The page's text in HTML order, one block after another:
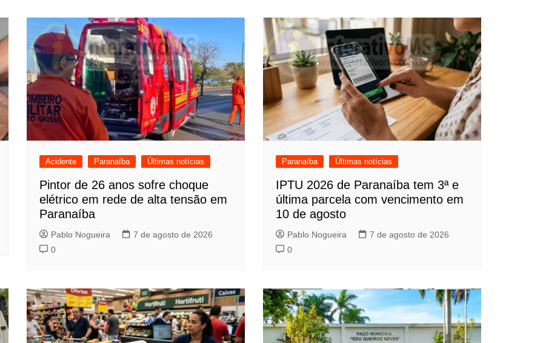
Acidente Paranaíba Últimas notícias
Pintor de 26 anos sofre choque
elétrico em rede de alta tensão em
Paranaíba
Pablo Nogueira
7 de agosto de 2026
0
Paranaíba Últimas notícias
IPTU 2026 de Paranaíba tem 3ª e
última parcela com vencimento em
10 de agosto
Pablo Nogueira
7 de agosto de 2026
0